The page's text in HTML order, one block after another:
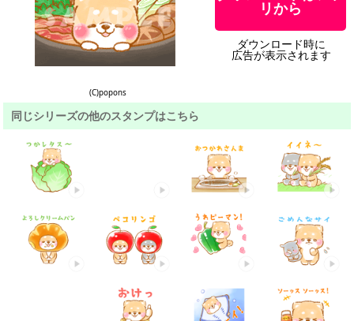
(C)popons
リから
ダウンロード時に
広告が表示されます
同じシリーズの他のスタンプはこちら